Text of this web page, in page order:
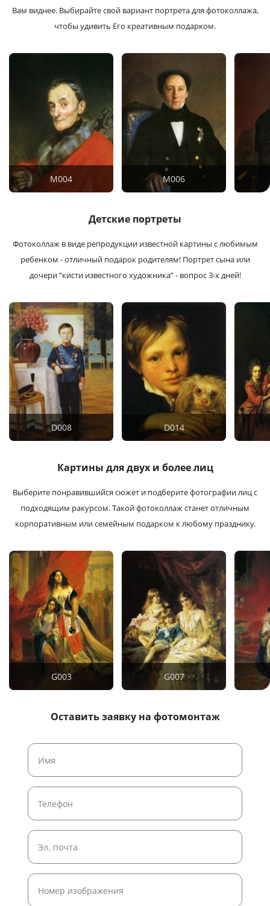
Вам виднее. Выбирайте свой вариант портрета для фотоколлажа,
чтобы удивить Его креативным подарком.
M004 M006
Детские портреты
Фотоколлаж в виде репродукции известной картины с любимым
ребенком - отличный подарок родителям!Портрет сына или
дочери “кисти известного художника” - вопрос 3-х дней!
D008 D014
Картины для двух и более лиц
Выберите понравившийся сюжет и подберите фотографии лиц с
подходящим ракурсом. Такой фотоколлаж станет отличным
корпоративным или семейным подарком к любому празднику.
G003 G007
Оставить заявку на фотомонтаж